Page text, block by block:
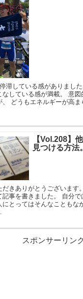
滞している感がありまし
なしている感が満載。 意
、 どうもエネルギーが高
【Vol.208】
見つける方法。
だきありがとうございます
記事を書きました。 自分
にとってはそんなこともな
スポンサーリンク